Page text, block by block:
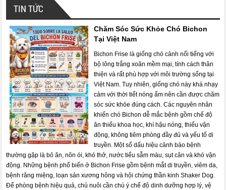
TIN TỨC
Chăm Sóc Sức Khỏe Chó Bichon
Tại Việt Nam
Bichon Frise là giống chó cảnh nổi tiếng với
bộ lông trắng xoăn mềm mại, tính cách thân
thiện và rất phù hợp với môi trường sống tại
Việt Nam. Tuy nhiên, giống chó này khá nhạy
cảm với thời tiết nóng ẩm nên cần được chăm
sóc sức khỏe đúng cách. Các nguyên nhân
khiến chó Bichon dễ mắc bệnh gồm chế độ
ăn thiếu khoa học, khí hậu nóng, thiếu vận
động, không tiêm phòng đầy đủ và yếu tố di
truyền. Một số dấu hiệu cảnh báo bệnh
thường gặp là bỏ ăn, nôn ói, khó thở, nước tiểu sẫm màu, sụt cân và khó vận
động. Những bệnh phổ biến ở Bichon Frise gồm bệnh mắt di truyền, viêm da,
bệnh răng miệng, loạn sản xương hông và hội chứng thần kinh Shaker Dog.
Để phòng bệnh hiệu quả, chủ nuôi cần chú ý chế độ dinh dưỡng hợp lý, vệ